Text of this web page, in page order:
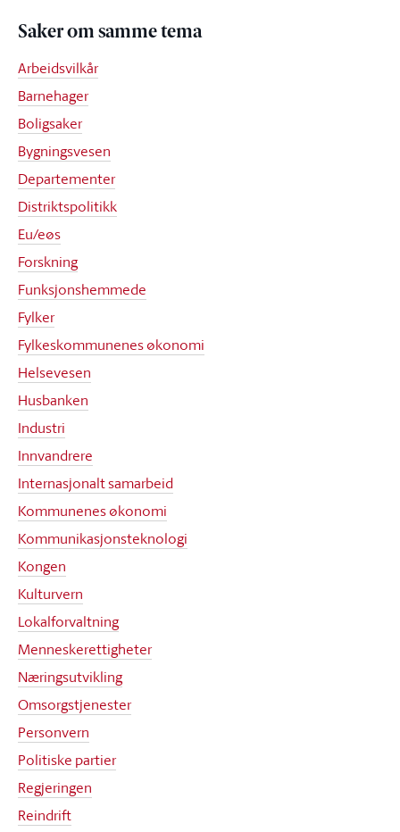
Saker om samme tema
Arbeidsvilkår
Barnehager
Boligsaker
Bygningsvesen
Departementer
Distriktspolitikk
Eu/eøs
Forskning
Funksjonshemmede
Fylker
Fylkeskommunenes økonomi
Helsevesen
Husbanken
Industri
Innvandrere
Internasjonalt samarbeid
Kommunenes økonomi
Kommunikasjonsteknologi
Kongen
Kulturvern
Lokalforvaltning
Menneskerettigheter
Næringsutvikling
Omsorgstjenester
Personvern
Politiske partier
Regjeringen
Reindrift